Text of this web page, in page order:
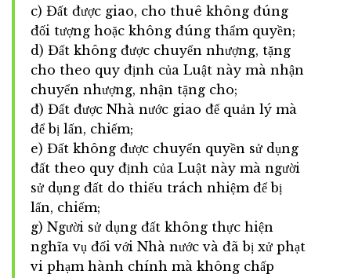
c) Đất được giao, cho thuê không đúng
đối tượng hoặc không đúng thẩm quyền;
d) Đất không được chuyển nhượng, tặng
cho theo quy định của Luật này mà nhận
chuyển nhượng, nhận tặng cho;
đ) Đất được Nhà nước giao để quản lý mà
để bị lấn, chiếm;
e) Đất không được chuyển quyền sử dụng
đất theo quy định của Luật này mà người
sử dụng đất do thiếu trách nhiệm để bị
lấn, chiếm;
g) Người sử dụng đất không thực hiện
nghĩa vụ đối với Nhà nước và đã bị xử phạt
vi phạm hành chính mà không chấp